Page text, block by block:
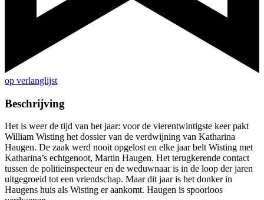
op verlanglijst
Beschrijving
Het is weer de tijd van het jaar: voor de vierentwintigste keer pakt
William Wisting het dossier van de verdwijning van Katharina
Haugen. De zaak werd nooit opgelost en elke jaar belt Wisting met
Katharina’s echtgenoot, Martin Haugen. Het terugkerende contact
tussen de politieinspecteur en de weduwnaar is in de loop der jaren
uitgegroeid tot een vriendschap. Maar dit jaar is het donker in
Haugens huis als Wisting er aankomt. Haugen is spoorloos